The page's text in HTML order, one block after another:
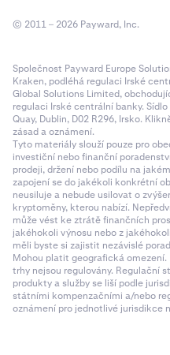
© 2011 – 2026 Payward, Inc.
Společnost Payward Europe
Kraken, podléhá regulaci Irské
Global Solutions Limited,
regulaci Irské centrální banky. Sídlo
Quay, Dublin, D02 R296, Irsko.
zásad a oznámení.
Tyto materiály slouží pouze pro
investiční nebo finanční
prodeji, držení nebo podílu na
zapojení se do jakékoli konkrétní
neusiluje a nebude usilovat o
kryptoměny, kterou nabízí.
může vést ke ztrátě finančních
jakéhokoli výnosu nebo z
měli byste si zajistit nezávislé
Mohou platit geografická
trhy nejsou regulovány. Regulační
produkty a služby se liší podle
státními kompenzačními a/nebo
oznámení pro jednotlivé jurisdikce